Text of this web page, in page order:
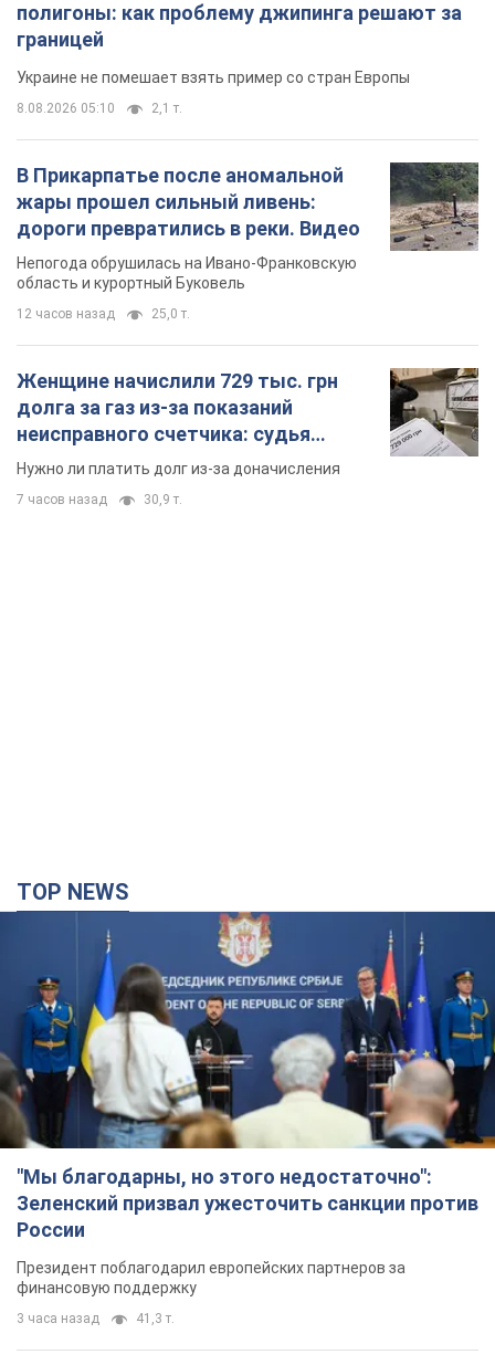
полигоны: как проблему джипинга решают за
границей
Украине не помешает взять пример со стран Европы
8.08.2026 05:10 2,1 т.
В Прикарпатье после аномальной
жары прошел сильный ливень:
дороги превратились в реки. Видео
Непогода обрушилась на Ивано-Франковскую
область и курортный Буковель
12 часов назад 25,0 т.
Женщине начислили 729 тыс. грн
долга за газ из-за показаний
неисправного счетчика: судья
вынес неожиданное решение
Нужно ли платить долг из-за доначисления
7 часов назад 30,9 т.
TOP NEWS
"Мы благодарны, но этого недостаточно":
Зеленский призвал ужесточить санкции против
России
Президент поблагодарил европейских партнеров за
финансовую поддержку
3 часа назад 41,3 т.